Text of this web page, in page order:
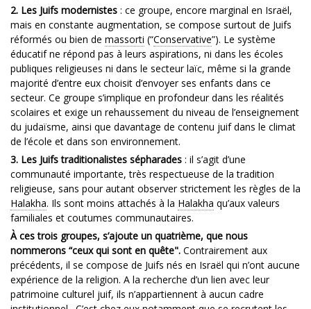
2. Les Juifs modernistes : ce groupe, encore marginal en Israël,
mais en constante augmentation, se compose surtout de Juifs
réformés ou bien de massorti (“Conservative”). Le système
éducatif ne répond pas à leurs aspirations, ni dans les écoles
publiques religieuses ni dans le secteur laïc, même si la grande
majorité d’entre eux choisit d’envoyer ses enfants dans ce
secteur. Ce groupe s’implique en profondeur dans les réalités
scolaires et exige un rehaussement du niveau de l’enseignement
du judaïsme, ainsi que davantage de contenu juif dans le climat
de l’école et dans son environnement.
3. Les Juifs traditionalistes sépharades : il s’agit d’une
communauté importante, très respectueuse de la tradition
religieuse, sans pour autant observer strictement les règles de la
Halakha. Ils sont moins attachés à la Halakha qu’aux valeurs
familiales et coutumes communautaires.
À ces trois groupes, s’ajoute un quatrième, que nous
nommerons “ceux qui sont en quête". Contrairement aux
précédents, il se compose de Juifs nés en Israël qui n’ont aucune
expérience de la religion. A la recherche d’un lien avec leur
patrimoine culturel juif, ils n’appartiennent à aucun cadre